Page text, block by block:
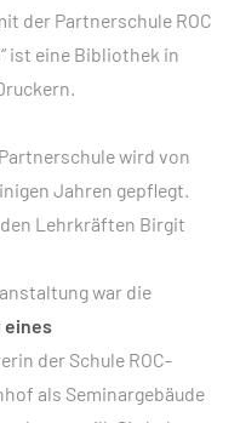
der Partnerschule ROC
ist eine Bibliothek in
wird von
Jahren gepflegt.
Lehrkräften Birgit
war die
eines
der Schule ROC-
als Seminargebäude